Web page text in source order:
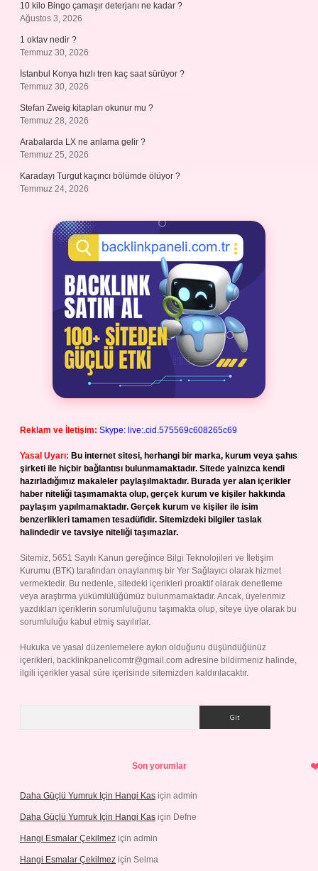
10 kilo Bingo çamaşır deterjanı ne kadar ?
Ağustos 3, 2026
1 oktav nedir ?
Temmuz 30, 2026
İstanbul Konya hızlı tren kaç saat sürüyor ?
Temmuz 30, 2026
Stefan Zweig kitapları okunur mu ?
Temmuz 28, 2026
Arabalarda LX ne anlama gelir ?
Temmuz 25, 2026
Karadayı Turgut kaçıncı bölümde ölüyor ?
Temmuz 24, 2026
Reklam ve İletişim: Skype: live:.cid.575569c608265c69
Yasal Uyarı: Bu internet sitesi, herhangi bir marka, kurum veya şahıs
şirketi ile hiçbir bağlantısı bulunmamaktadır. Sitede yalnızca kendi
hazırladığımız makaleler paylaşılmaktadır. Burada yer alan içerikler
haber niteliği taşımamakta olup, gerçek kurum ve kişiler hakkında
paylaşım yapılmamaktadır. Gerçek kurum ve kişiler ile isim
benzerlikleri tamamen tesadüfidir. Sitemizdeki bilgiler taslak
halindedir ve tavsiye niteliği taşımazlar.
Sitemiz, 5651 Sayılı Kanun gereğince Bilgi Teknolojileri ve İletişim
Kurumu (BTK) tarafından onaylanmış bir Yer Sağlayıcı olarak hizmet
vermektedir. Bu nedenle, sitedeki içerikleri proaktif olarak denetleme
veya araştırma yükümlülüğümüz bulunmamaktadır. Ancak, üyelerimiz
yazdıkları içeriklerin sorumluluğunu taşımakta olup, siteye üye olarak bu
sorumluluğu kabul etmiş sayılırlar.
Hukuka ve yasal düzenlemelere aykırı olduğunu düşündüğünüz
içerikleri, backlinkpanelicomtr@gmail.com adresine bildirmeniz halinde,
ilgili içerikler yasal süre içerisinde sitemizden kaldırılacaktır.
Son yorumlar
Daha Güçlü Yumruk Için Hangi Kas için admin
Daha Güçlü Yumruk Için Hangi Kas için Defne
Hangi Esmalar Çekilmez için admin
Hangi Esmalar Çekilmez için Selma